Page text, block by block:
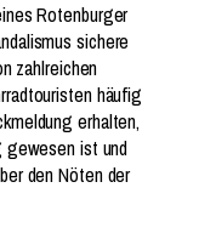
Rotenburger
sichere
zahlreichen
häufig
erhalten,
ist und
den Nöten der